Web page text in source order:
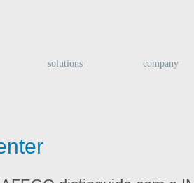
solutions company